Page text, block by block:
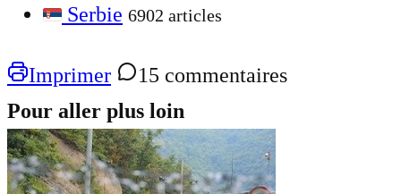
Serbie 6902 articles
Imprimer
15 commentaires
Pour aller plus loin